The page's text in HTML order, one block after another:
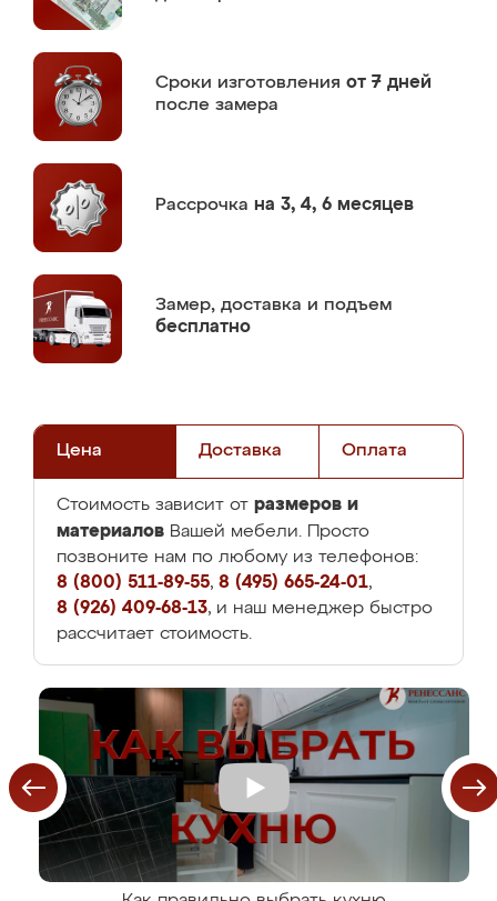
Сроки изготовления от 7 дней
после замера
Рассрочка на 3, 4, 6 месяцев
Замер, доставка и подъем
бесплатно
Цена Доставка Оплата
Стоимость зависит от размеров и
материалов Вашей мебели. Просто
позвоните нам по любому из телефонов:
8 (800) 511-89-55, 8 (495) 665-24-01,
8 (926) 409-68-13, и наш менеджер быстро
рассчитает стоимость.